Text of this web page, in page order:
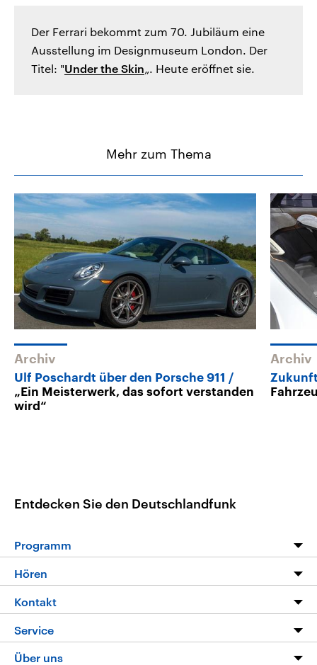
Der Ferrari bekommt zum 70. Jubiläum eine
Ausstellung im Designmuseum London. Der
Titel: "Under the Skin„. Heute eröffnet sie.
Mehr zum Thema
Archiv
Ulf Poschardt über den Porsche 911
„Ein Meisterwerk, das sofort verstanden
wird“
Archiv
Entdecken Sie den Deutschlandfunk
Programm
Die Nachrichten
Nachrichtenleicht
Neue Beiträge auf dlf.de
Hören
Livestream
Podcasts
Kontakt
Service
FAQ
Über uns